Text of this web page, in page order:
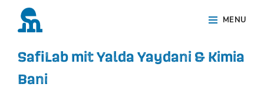
MENU
Overlay
SafiLab mit Yalda Yaydani & Kimia
Bani